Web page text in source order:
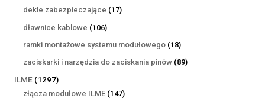
produktów
dekle zabezpieczające 1717
dławnice kablowe 106106
produktów
ramki montażowe systemu modułowego 1818
produktów
zaciskarki i narzędzia do zaciskania pinów 8989
ILME 12971297
produktów
złącza modułowe ILME 147147